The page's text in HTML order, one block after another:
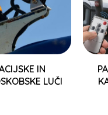
IN
LUČI